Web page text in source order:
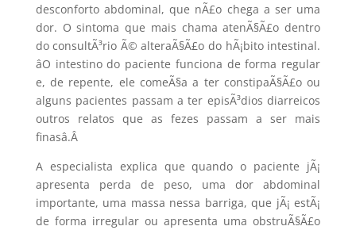
desconforto abdominal, que nÃ£o chega a ser uma
dor. O sintoma que mais chama atenÃ§Ã£o dentro
do consultÃ³rio Ã© alteraÃ§Ã£o do hÃ¡bito intestinal.
âO intestino do paciente funciona de forma regular
e, de repente, ele comeÃ§a a ter constipaÃ§Ã£o ou
alguns pacientes passam a ter episÃ³dios diarreicos
outros relatos que as fezes passam a ser mais
finasâ.Â
A especialista explica que quando o paciente jÃ¡
apresenta perda de peso, uma dor abdominal
importante, uma massa nessa barriga, que jÃ¡ estÃ¡
de forma irregular ou apresenta uma obstruÃ§Ã£o